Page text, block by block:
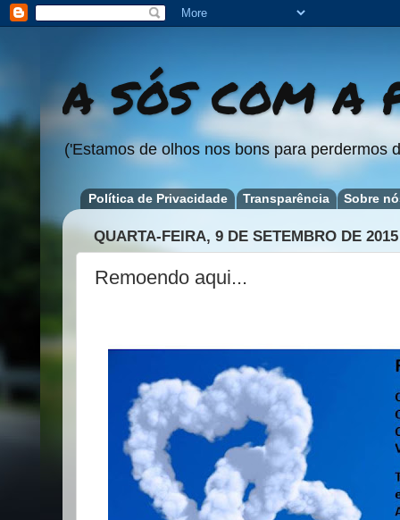
A SÓS COM A
('Estamos de olhos nos bons para perdermos
Política de Privacidade Transparência Sobre
QUARTA-FEIRA, 9 DE SETEMBRO DE 2015
Remoendo aqui...